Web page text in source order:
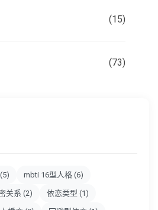
(15)
(73)
(5) mbti 16型人格 (6)
关系 (2) 依恋类型 (1)